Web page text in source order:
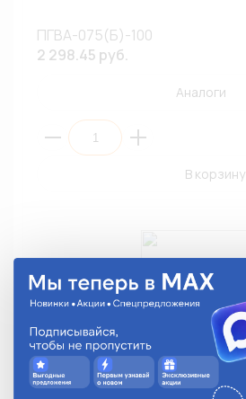
ПГВА-075(Б)-100
2 298.45 руб.
Аналоги
В корзину